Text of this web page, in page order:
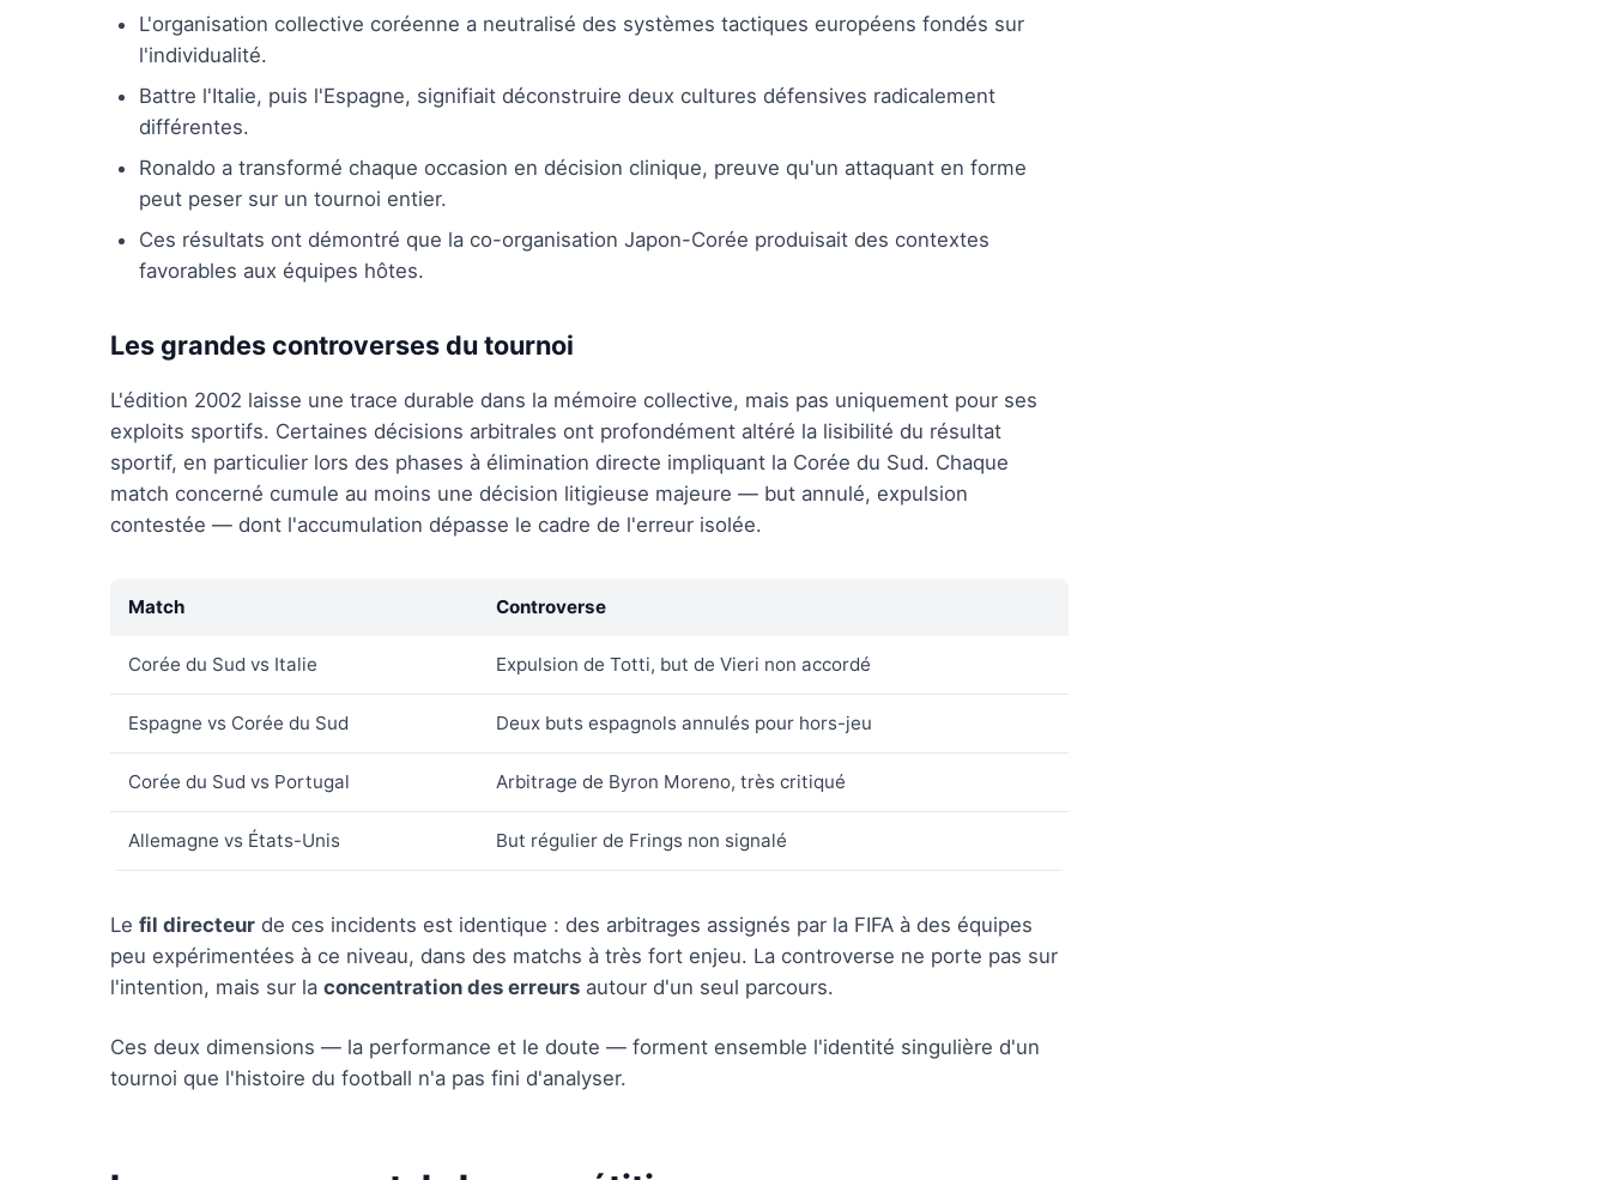
L'organisation collective coréenne a neutralisé des systèmes tactiques européens fondés sur
l'individualité.
Battre l'Italie, puis l'Espagne, signifiait déconstruire deux cultures défensives radicalement
différentes.
Ronaldo a transformé chaque occasion en décision clinique, preuve qu'un attaquant en forme
peut peser sur un tournoi entier.
Ces résultats ont démontré que la co-organisation Japon-Corée produisait des contextes
favorables aux équipes hôtes.
Les grandes controverses du tournoi
L'édition 2002 laisse une trace durable dans la mémoire collective, mais pas uniquement pour ses
exploits sportifs. Certaines décisions arbitrales ont profondément altéré la lisibilité du résultat
sportif, en particulier lors des phases à élimination directe impliquant la Corée du Sud. Chaque
match concerné cumule au moins une décision litigieuse majeure — but annulé, expulsion
contestée — dont l'accumulation dépasse le cadre de l'erreur isolée.
Match Controverse
Corée du Sud vs Italie Expulsion de Totti, but de Vieri non accordé
Espagne vs Corée du Sud Deux buts espagnols annulés pour hors-jeu
Corée du Sud vs Portugal Arbitrage de Byron Moreno, très critiqué
Allemagne vs États-Unis But régulier de Frings non signalé
Le fil directeur de ces incidents est identique : des arbitrages assignés par la FIFA à des équipes
peu expérimentées à ce niveau, dans des matchs à très fort enjeu. La controverse ne porte pas sur
l'intention, mais sur la concentration des erreurs autour d'un seul parcours.
Ces deux dimensions — la performance et le doute — forment ensemble l'identité singulière d'un
tournoi que l'histoire du football n'a pas fini d'analyser.